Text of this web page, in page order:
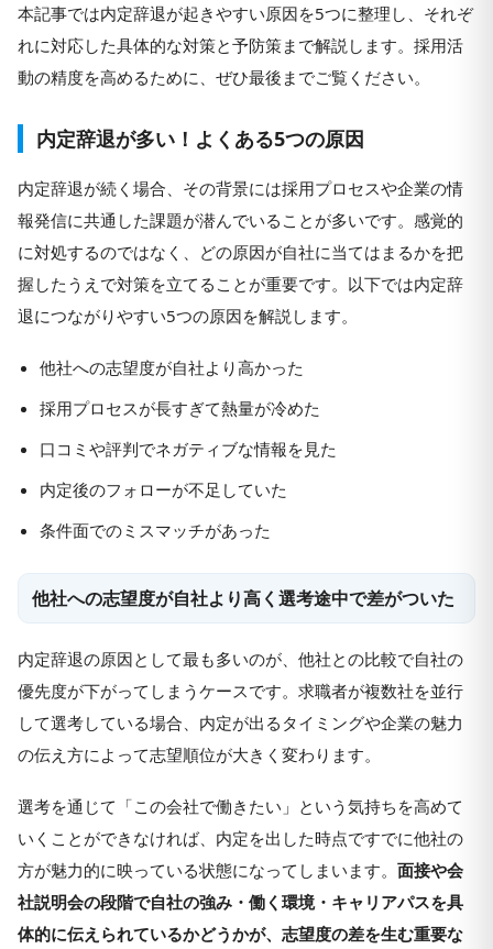
本記事では内定辞退が起きやすい原因を5つに整理し、それぞ
れに対応した具体的な対策と予防策まで解説します。採用活
動の精度を高めるために、ぜひ最後までご覧ください。
内定辞退が多い！よくある5つの原因
内定辞退が続く場合、その背景には採用プロセスや企業の情
報発信に共通した課題が潜んでいることが多いです。感覚的
に対処するのではなく、どの原因が自社に当てはまるかを把
握したうえで対策を立てることが重要です。以下では内定辞
退につながりやすい5つの原因を解説します。
他社への志望度が自社より高かった
採用プロセスが長すぎて熱量が冷めた
口コミや評判でネガティブな情報を見た
内定後のフォローが不足していた
条件面でのミスマッチがあった
他社への志望度が自社より高く選考途中で差がついた
内定辞退の原因として最も多いのが、他社との比較で自社の
優先度が下がってしまうケースです。求職者が複数社を並行
して選考している場合、内定が出るタイミングや企業の魅力
の伝え方によって志望順位が大きく変わります。
選考を通じて「この会社で働きたい」という気持ちを高めて
いくことができなければ、内定を出した時点ですでに他社の
方が魅力的に映っている状態になってしまいます。 面接や会
社説明会の段階で自社の強み・働く環境・キャリアパスを具
体的に伝えられているかどうかが、志望度の差を生む重要な